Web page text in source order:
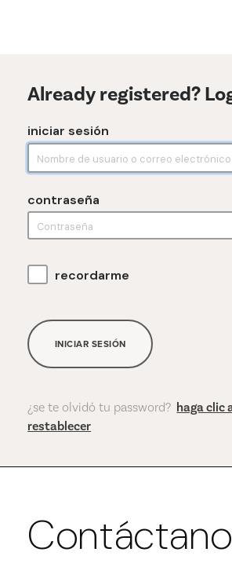
Already registered?
iniciar sesión
contraseña
recordarme
INICIAR SESIÓN
¿se te olvidó tu password? haga clic
restablecer